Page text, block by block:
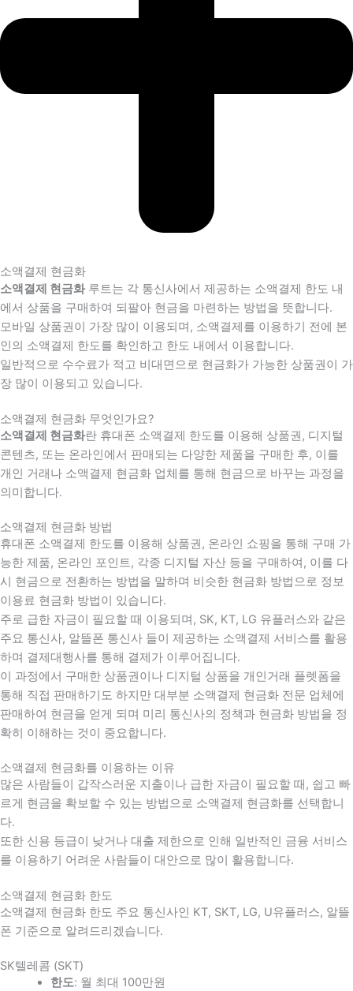
소액결제 현금화
소액결제 현금화루트는 각 통신사에서 제공하는 소액결제 한도 내
에서 상품을 구매하여 되팔아 현금을 마련하는 방법을 뜻합니다.
모바일 상품권이 가장 많이 이용되며, 소액결제를 이용하기 전에 본
인의 소액결제 한도를 확인하고 한도 내에서 이용합니다.
일반적으로 수수료가 적고 비대면으로 현금화가 가능한 상품권이 가
장 많이 이용되고 있습니다.
소액결제 현금화 무엇인가요?
소액결제 현금화란 휴대폰 소액결제 한도를 이용해 상품권, 디지털
콘텐츠, 또는 온라인에서 판매되는 다양한 제품을 구매한 후, 이를
개인 거래나 소액결제 현금화 업체를 통해 현금으로 바꾸는 과정을
의미합니다.
소액결제 현금화 방법
휴대폰 소액결제 한도를 이용해 상품권, 온라인 쇼핑을 통해 구매 가
능한 제품, 온라인 포인트, 각종 디지털 자산 등을 구매하여, 이를 다
시 현금으로 전환하는 방법을 말하며 비슷한 현금화 방법으로 정보
이용료 현금화 방법이 있습니다.
주로 급한 자금이 필요할 때 이용되며, SK, KT, LG 유플러스와 같은
주요 통신사, 알뜰폰 통신사 들이 제공하는 소액결제 서비스를 활용
하며 결제대행사를 통해 결제가 이루어집니다.
이 과정에서 구매한 상품권이나 디지털 상품을 개인거래 플렛폼을
통해 직접 판매하기도 하지만 대부분 소액결제 현금화 전문 업체에
판매하여 현금을 얻게 되며 미리 통신사의 정책과 현금화 방법을 정
확히 이해하는 것이 중요합니다.
소액결제 현금화를 이용하는 이유
많은 사람들이 갑작스러운 지출이나 급한 자금이 필요할 때 , 쉽고 빠
르게 현금을 확보할 수 있는 방법으로 소액결제 현금화를 선택합니
다.
또한 신용 등급이 낮거나 대출 제한으로 인해 일반적인 금융 서비스
를 이용하기 어려운 사람들이 대안으로 많이 활용합니다.
소액결제 현금화 한도
소액결제 현금화 한도 주요 통신사인 KT, SKT, LG, U유플러스, 알뜰
폰 기준으로 알려드리겠습니다.
SK텔레콤 (SKT)
한도: 월 최대 100만원